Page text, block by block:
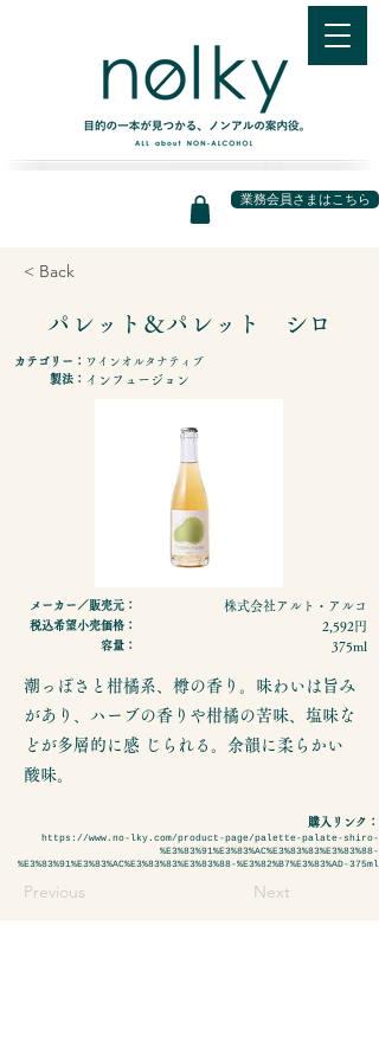
業務会員さまはこちら
< Back
パレット＆パレット シロ
カテゴリー： ワインオルタナティブ
製法： インフュージョン
株式会社アルト・アルコ
メーカー／販売元：
2,592円
税込希望小売価格：
375ml
容量：
潮っぽさと柑橘系、樽の香り。味わいは旨み
があり、ハーブの香りや柑橘の苦味、塩味な
どが多層的に感 じられる。余韻に柔らかい
酸味。
購入リンク：
https://www.no-lky.com/product-page/palette-palate-shiro-
%E3%83%91%E3%83%AC%E3%83%83%E3%83%88-
%E3%83%91%E3%83%AC%E3%83%83%E3%83%88-%E3%82%B7%E3%83%AD-375ml
Previous Next